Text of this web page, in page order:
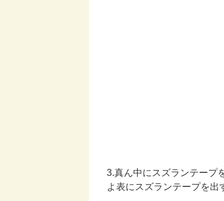
3.真ん中にスズランテープ
よ表にスズランテープを出